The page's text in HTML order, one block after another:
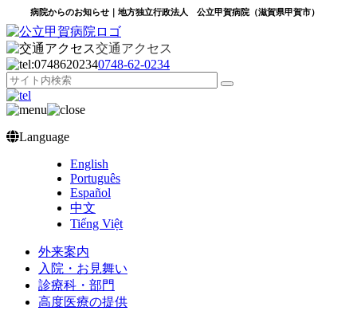
病院からのお知らせ｜地方独立行政法人 公立甲賀病院（滋賀県甲賀市）
交通アクセス
0748‐62‐0234
Language
English
Português
Español
中文
Tiếng Việt
外来案内
入院・お見舞い
診療科・部門
高度医療の提供